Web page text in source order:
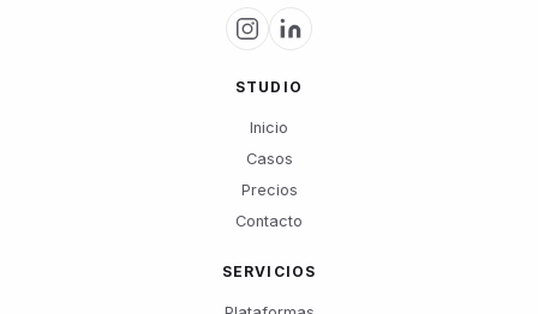
STUDIO
Inicio
Casos
Precios
Contacto
SERVICIOS